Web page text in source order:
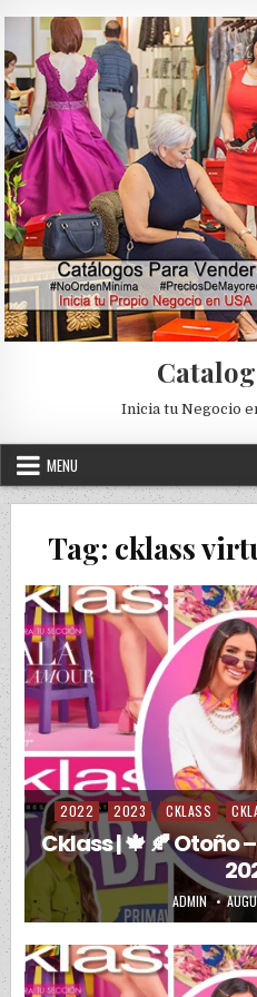
Inicia tu Negocio
MENU
Tag: cklass
Posted in
2022 2023 CKLASS
Cklass | 🍁 🍂 Otoño
AUTHOR:
ADMIN